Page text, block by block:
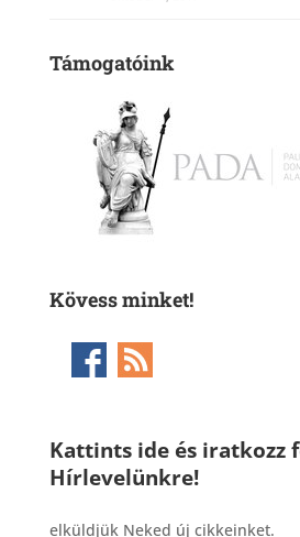
Támogatóink
Kövess minket!
Kattints ide és iratkozz
Hírlevelünkre!
elküldjük Neked új cikkeinket.